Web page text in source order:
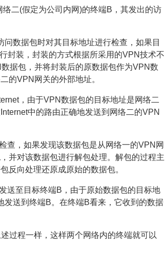
二(假定为公司内网)的终端B，其发出的访
数据包时对其目标地址进行检查，如果目
封装，封装的方式根据所采用的VPN技术不
据包，并将封装后的原数据包作为VPN数
的VPN网关的外部地址。
，由于VPN数据包的目标地址是网络二
中的路由正确地发送到网络二的VPN
查，如果发现该数据包是从网络一的VPN网
并对该数据包进行解包处理。解包的过程主
反向处理还原成原始的数据包。
送至目标终端B，由于原始数据包的目标地
送到终端B。在终端B看来，它收到的数据
过程一样，这样两个网络内的终端就可以